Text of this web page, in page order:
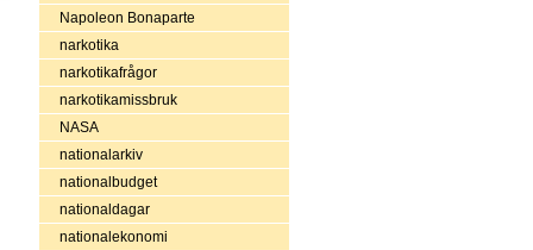
Napoleon Bonaparte
narkotika
narkotikafrågor
narkotikamissbruk
NASA
nationalarkiv
nationalbudget
nationaldagar
nationalekonomi